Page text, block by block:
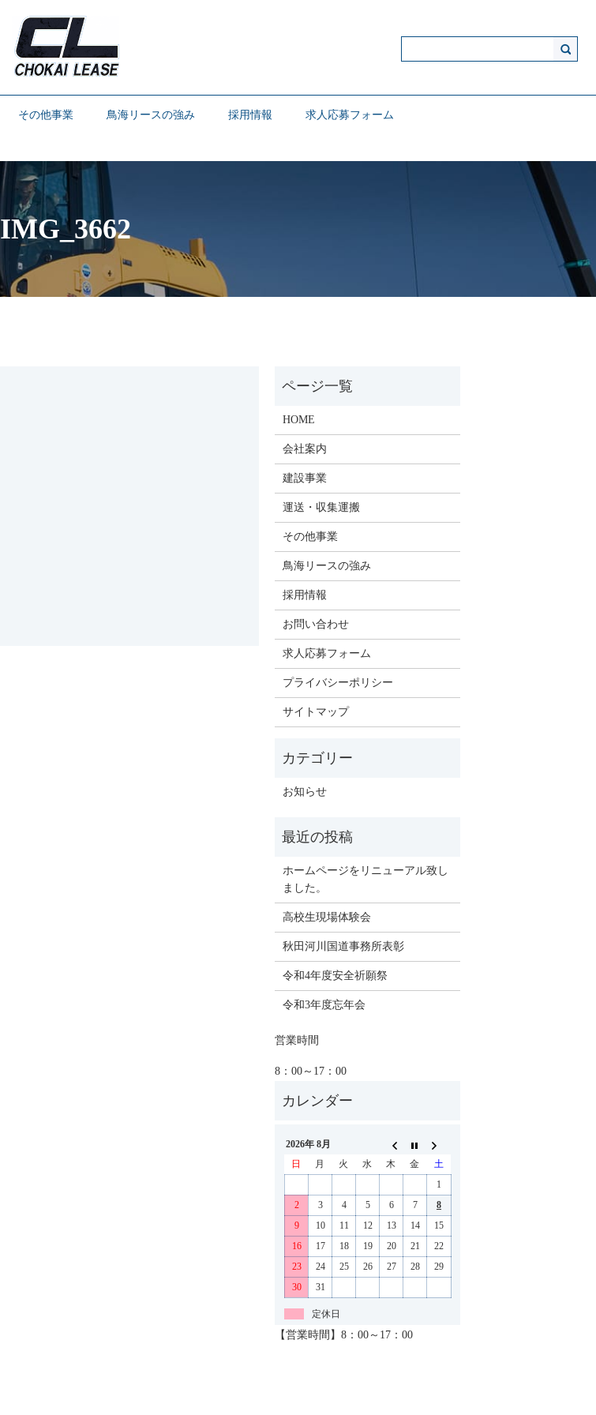
その他事業 鳥海リースの強み 採用情報 求人応募フォーム
IMG_3662
HOME
会社案内
建設事業
運送・収集運搬
その他事業
鳥海リースの強み
採用情報
お問い合わせ
求人応募フォーム
プライバシーポリシー
サイトマップ
お知らせ
ホームページをリニューアル致し
ました。
高校生現場体験会
秋田河川国道事務所表彰
令和4年度安全祈願祭
令和3年度忘年会
営業時間
8：00～17：00
2026年 8月
日
月 火 水 木 金
土
1
2
3 4 5 6 7
8
9
10 11 12 13 14
15
16
17 18 19 20 21
22
23
24 25 26 27 28
29
30
31
定休日
【営業時間】8：00～17：00